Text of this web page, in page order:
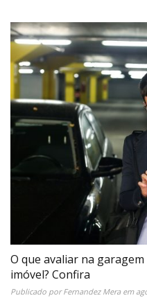
O que avaliar na
imóvel? Confira
Publicado porFernandez Meraem